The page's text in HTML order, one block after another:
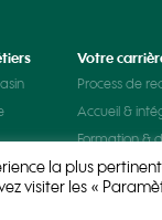
Votre
Process de
Accueil &
Formation &
Evolution &
la plus
visiter les «